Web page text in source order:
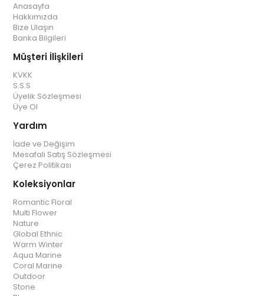
Anasayfa
Hakkımızda
Bize Ulaşın
Banka Bilgileri
Müşteri İlişkileri
KVKK
S.S.S
Üyelik Sözleşmesi
Üye Ol
Yardım
İade ve Değişim
Mesafali Satış Sözleşmesi
Çerez Politikası
Koleksiyonlar
Romantic Floral
Multi Flower
Nature
Global Ethnic
Warm Winter
Aqua Marine
Coral Marine
Outdoor
Stone